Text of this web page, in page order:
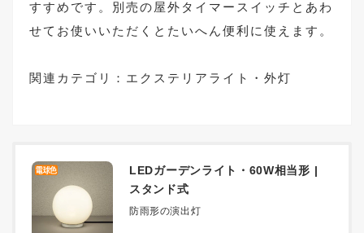
すすめです。別売の屋外タイマースイッチとあわ
せてお使いいただくとたいへん便利に使えます。
関連カテゴリ： エクステリアライト・外灯
LEDガーデンライト・60W相当形 |
スタンド式
防雨形の演出灯